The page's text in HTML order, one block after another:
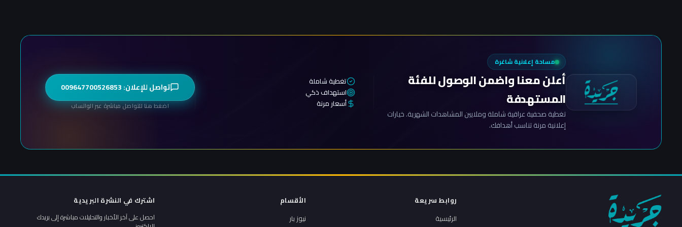
مساحة إعلانية شاغرة
أعلن معنا واضمن الوصول للفئة
المستهدفة
تغطية صحفية عراقية شاملة وملايين المشاهدات الشهرية. خيارات
إعلانية مرنة تناسب أهدافك.
تغطية شاملة
استهداف ذكي
أسعار مرنة
تواصل للإعلان: 009647700526853
اضغط هنا للتواصل مباشرة عبر الواتساب
روابط سريعة
الرئيسية
الأقسام
نيوز بار
اشترك في النشرة البريدية
احصل على آخر الأخبار والتحليلات مباشرة إلى بريدك